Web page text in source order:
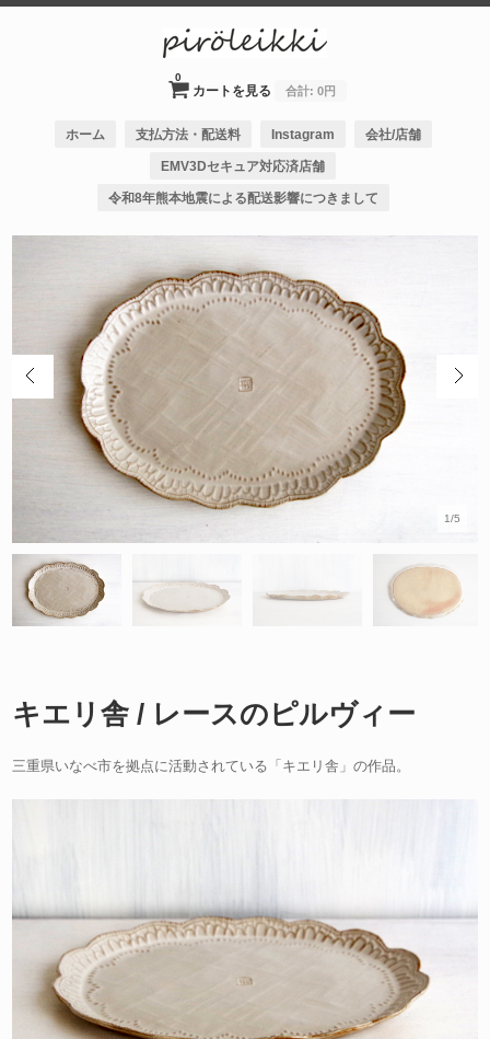
カートを見る
0
合計: 0円
ホーム 支払方法・配送料 Instagram 会社/店舗
EMV3Dセキュア対応済店舗
令和8年熊本地震による配送影響につきまして
1/5
キエリ舎 / レースのピルヴィー
三重県いなべ市を拠点に活動されている「キエリ舎」の作品。